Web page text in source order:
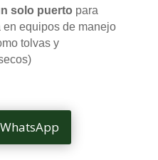
solo puerto para
equipos de manejo
tolvas y